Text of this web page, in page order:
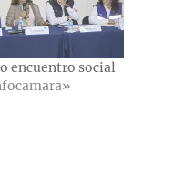
encuentro social